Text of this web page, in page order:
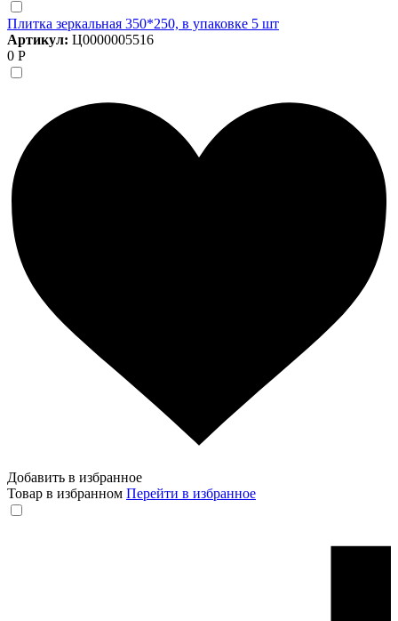
Плитка зеркальная 350*250, в упаковке 5 шт
Артикул: Ц0000005516
0 Р
Добавить в избранное
Товар в избранном Перейти в избранное